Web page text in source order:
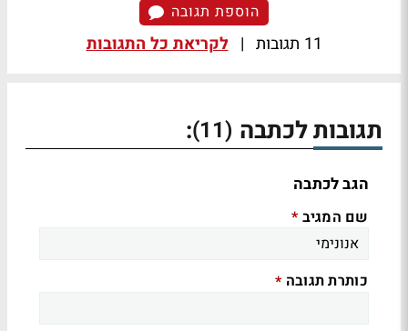
הוספת תגובה
11 תגובות | לקריאת כל התגובות
תגובות לכתבה (11)
:
הגב לכתבה
שם המגיב *
כותרת תגובה *